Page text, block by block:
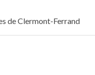
de Clermont-Ferrand